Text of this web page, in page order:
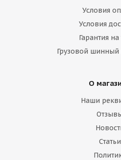
Условия
Условия
Гарантия
Грузовой шинный
О
Наши
Статьи